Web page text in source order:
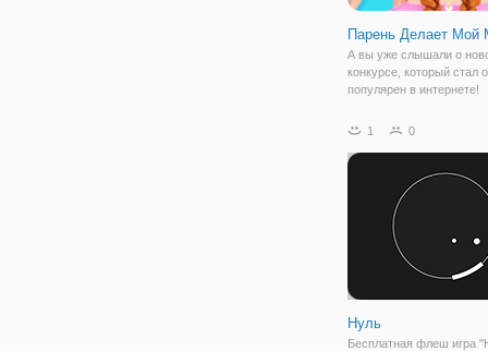
Парень Делает Мой
А вы уже слышали о
конкурсе, который стал
популярен в интернете!
Мой Макияж». Звучит
парни относятся к
всегда позитивно. Для
1 0
Нуль
Бесплатная флеш игра